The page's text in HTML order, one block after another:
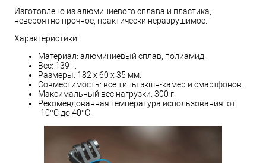
Изготовлено из алюминиевого сплава и пластика,
невероятно прочное, практически неразрушимое.
Характеристики:
Материал: алюминиевый сплав, полиамид.
Вес: 139 г.
Размеры: 182 х 60 х 35 мм.
Совместимость: все типы экшн-камер и смартфонов.
Максимальный вес нагрузки: 300 г.
Рекомендованная температура использования: от
-10°C до 40°C.